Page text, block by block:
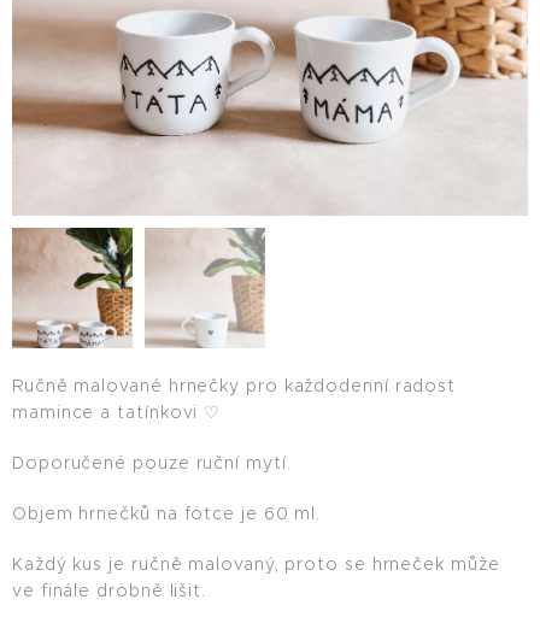
Ručně malované hrnečky pro každodenní radost
mamince a tatínkovi ♡
Doporučené pouze ruční mytí.
Objem hrnečků na fotce je 60 ml.
Každý kus je ručně malovaný, proto se hrneček může
ve finále drobně lišit.